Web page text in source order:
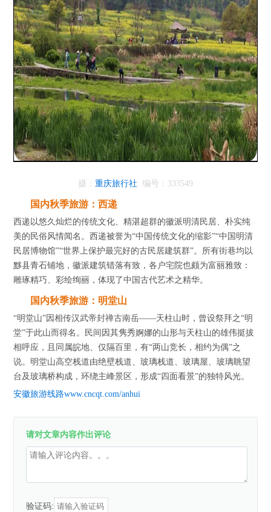
摄： 重庆旅行社 编号：333549
国内秋季旅游：西递
西递以悠久灿烂的传统文化、精湛超群的徽派明清民居、朴实纯
美的民俗风情闻名。西递被誉为“中国传统文化的缩影”“中国明清
民居博物馆”“世界上保护最完好的古民居建筑群”。所有街巷均以
黟县青石铺地，徽派建筑错落有致，各户宅院也颇为富丽雅致：
雕琢精巧、彩绘绚丽，体现了中国古代艺术之精华。
国内秋季旅游：明堂山
“明堂山”因相传汉武帝封禅古南岳——天柱山时，曾设祭拜之“明
堂”于此山而得名。民间因其隽秀婀娜的山形与天柱山的雄伟挺拔
相呼应，且同属皖地、仅隔百里，有“两山竞长，相约为偶”之
说。明堂山高空栈道由绝壁栈道、玻璃栈道、玻璃屋、玻璃眺望
台及玻璃桥构成，环绕主峰景区，形成“四面看景”的独特风光。
安徽旅游线路www.cncqt.com/anhui
请对文章内容作出评论
验证码: